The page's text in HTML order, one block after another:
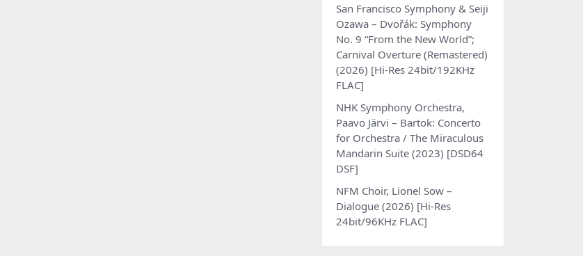
San Francisco Symphony & Seiji
Ozawa – Dvořák: Symphony
No. 9 “From the New World”;
Carnival Overture (Remastered)
(2026) [Hi-Res 24bit/192KHz
FLAC]
NHK Symphony Orchestra,
Paavo Järvi – Bartok: Concerto
for Orchestra / The Miraculous
Mandarin Suite (2023) [DSD64
DSF]
NFM Choir, Lionel Sow –
Dialogue (2026) [Hi-Res
24bit/96KHz FLAC]